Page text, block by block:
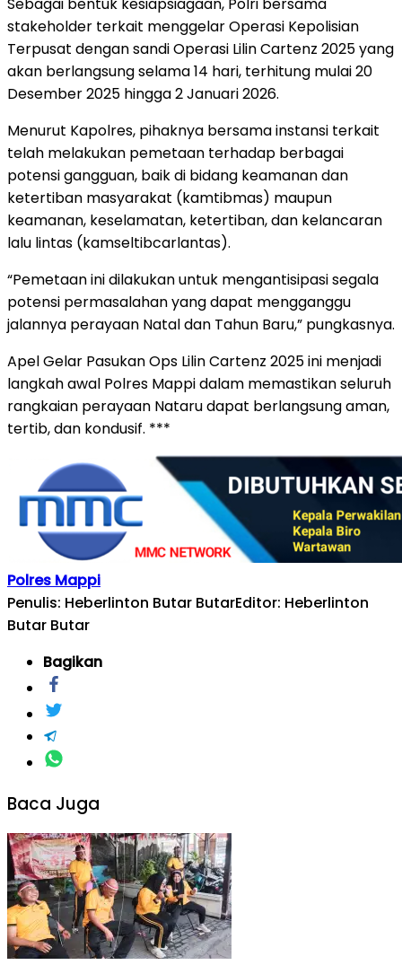
stakeholder terkait menggelar Operasi Kepolisian
Terpusat dengan sandi Operasi Lilin Cartenz 2025 yang
akan berlangsung selama 14 hari, terhitung mulai 20
Desember 2025 hingga 2 Januari 2026.
‎Menurut Kapolres, pihaknya bersama instansi terkait
telah melakukan pemetaan terhadap berbagai
potensi gangguan, baik di bidang keamanan dan
ketertiban masyarakat (kamtibmas) maupun
keamanan, keselamatan, ketertiban, dan kelancaran
lalu lintas (kamseltibcarlantas).
‎“Pemetaan ini dilakukan untuk mengantisipasi segala
potensi permasalahan yang dapat mengganggu
jalannya perayaan Natal dan Tahun Baru,” pungkasnya.
‎Apel Gelar Pasukan Ops Lilin Cartenz 2025 ini menjadi
langkah awal Polres Mappi dalam memastikan seluruh
rangkaian perayaan Nataru dapat berlangsung aman,
tertib, dan kondusif. ***
Polres Mappi
Penulis: Heberlinton Butar ButarEditor: Heberlinton
Butar Butar
Bagikan
Baca Juga